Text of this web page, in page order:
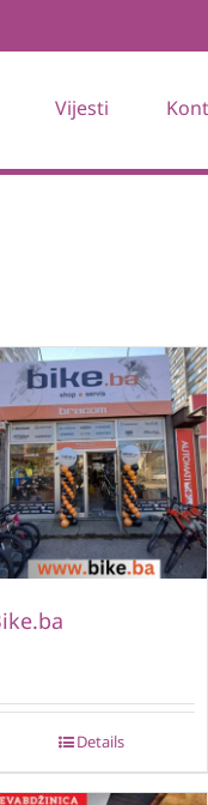
Vijesti
Details